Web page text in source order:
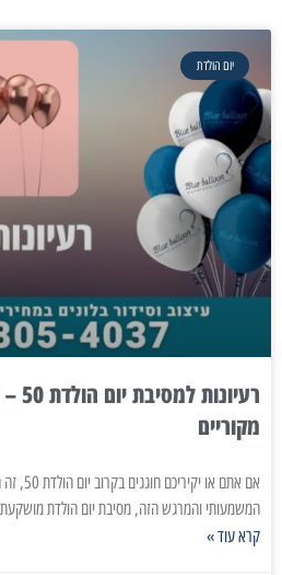
יום הולדת
מקוריים
אם אתם או
המשמעותי והמרגש הזה, מסיבת יום הולדת
קרא עוד »